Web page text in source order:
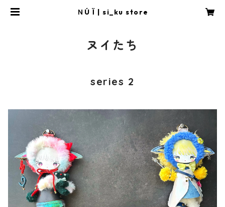
ＮÚ Ï | si_ku store
ヌイたち
series 2